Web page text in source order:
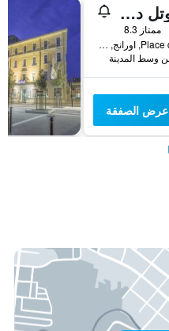
جروند أوتل دورونج، بي دبليو سيجنيتشر كوليكشن
ممتاز 8.3
8 Place de Langes, اورانج, إقليم فوكلوز, فرنسا
عرض الصفقة